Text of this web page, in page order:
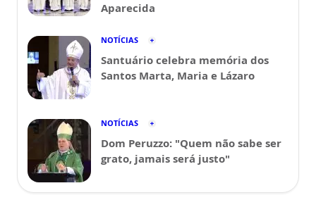
Aparecida
NOTÍCIAS
Santuário celebra memória dos
Santos Marta, Maria e Lázaro
NOTÍCIAS
Dom Peruzzo: "Quem não sabe ser
grato, jamais será justo"